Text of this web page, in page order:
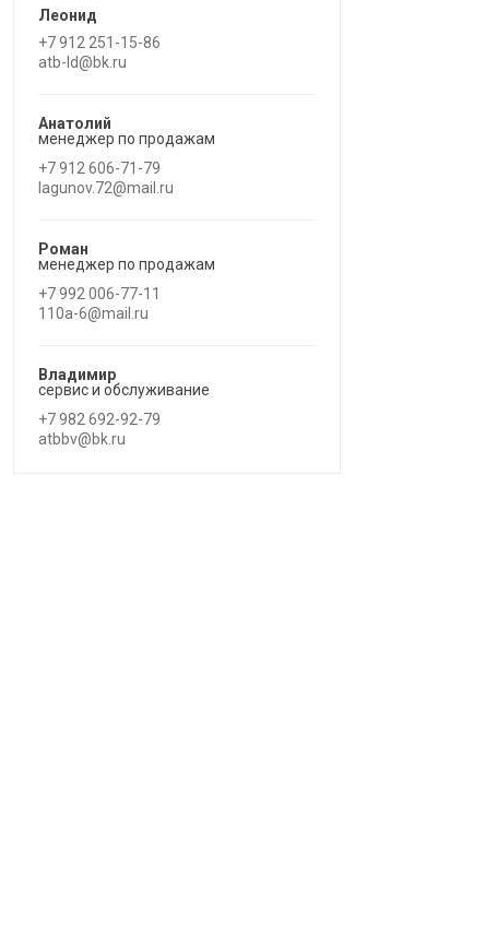
Леонид
+7 912 251-15-86
atb-ld@bk.ru
Анатолий
менеджер по продажам
+7 912 606-71-79
lagunov.72@mail.ru
Роман
менеджер по продажам
+7 992 006-77-11
110a-6@mail.ru
Владимир
сервис и обслуживание
+7 982 692-92-79
atbbv@bk.ru